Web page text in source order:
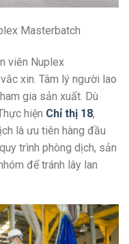
Masterbatch
viên Nuplex
xin. Tâm lý người lao
gia sản xuất. Dù
hiện Chỉ thị 18,
là ưu tiên hàng đầu
trình phòng dịch, sản
để tránh lây lan